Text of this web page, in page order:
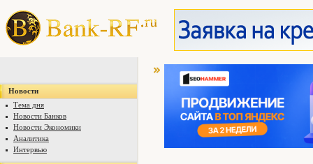
Новости
Тема дня
Новости Банков
Новости Экономики
Аналитика
Интервью